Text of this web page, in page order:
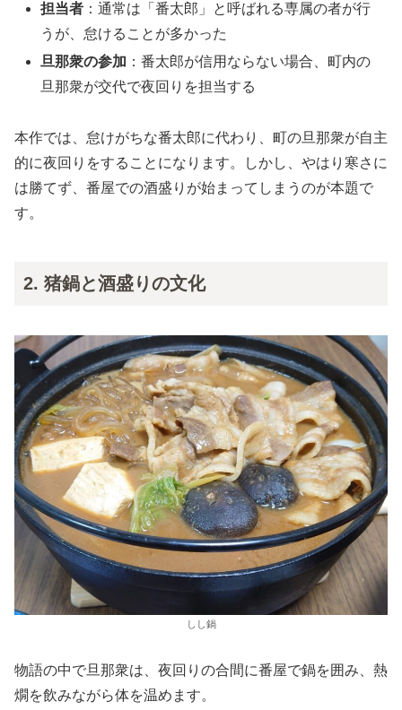
担当者 ：通常は「番太郎」と呼ばれる専属の者が行
うが、怠けることが多かった
旦那衆の参加 ：番太郎が信用ならない場合、町内の
旦那衆が交代で夜回りを担当する
本作では、怠けがちな番太郎に代わり、町の旦那衆が自主
的に夜回りをすることになります。しかし、やはり寒さに
は勝てず、番屋での酒盛りが始まってしまうのが本題で
す。
2. 猪鍋と酒盛りの文化
しし鍋
物語の中で旦那衆は、夜回りの合間に番屋で鍋を囲み、熱
燗を飲みながら体を温めます。